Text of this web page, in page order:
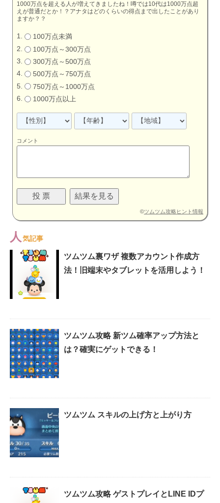
1000万点を超える人が増えてきましたね！噂では10代は1000万点超
えが普通だとか！？アナタはどのくらいの得点まで出したことがあり
ますか？？
100万点未満
100万点～300万点
300万点～500万点
500万点～750万点
750万点～1000万点
1000万点以上
コメント
©ツムツム攻略ヒント情報
人 気記事
ツムツム裏ワザ 複数アカウント作成方
法！旧端末やタブレットを活用しよう！
ツムツム攻略 新ツム確率アップ方法と
は？確実にゲットできる！
ツムツム スキルの上げ方と上がり方
ツムツム攻略 ゲストプレイとLINE IDプ